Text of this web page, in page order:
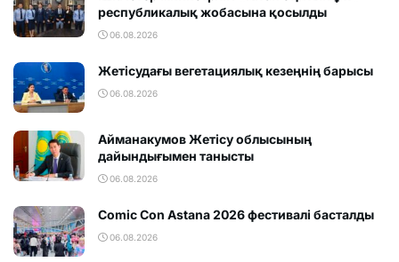
республикалық жобасына қосылды
06.08.2026
Жетісудағы вегетациялық кезеңнің барысы
06.08.2026
Айманакумов Жетісу облысының
дайындығымен танысты
06.08.2026
Comic Con Astana 2026 фестивалi басталды
06.08.2026